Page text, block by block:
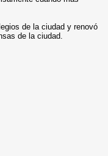
de la ciudad y renovó
de la ciudad.